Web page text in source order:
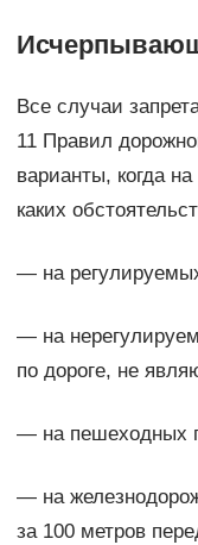
Все случаи
11 Правил
варианты, когда
каких
— на
— на
по дороге, не
— на пешеходных
— на
за 100 метров